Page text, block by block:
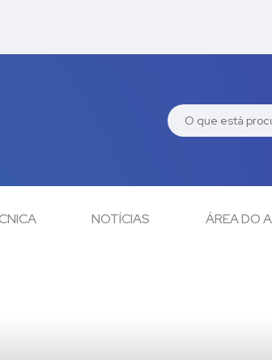
NOTÍCIAS ÁREA DO